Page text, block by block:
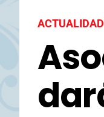
ACTUALIDAD